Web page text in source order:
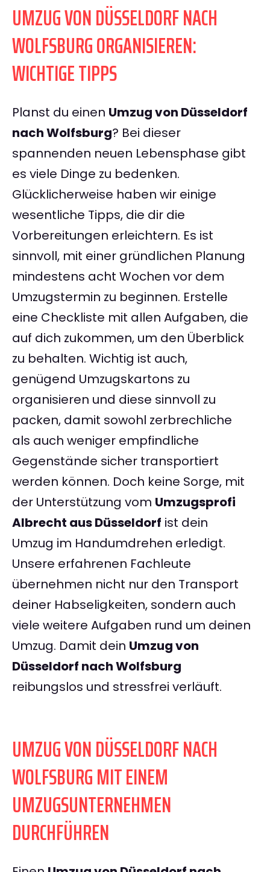
UMZUG VON DÜSSELDORF NACH
WOLFSBURG ORGANISIEREN:
WICHTIGE TIPPS
Planst du einen Umzug von Düsseldorf
nach Wolfsburg? Bei dieser
spannenden neuen Lebensphase gibt
es viele Dinge zu bedenken.
Glücklicherweise haben wir einige
wesentliche Tipps, die dir die
Vorbereitungen erleichtern. Es ist
sinnvoll, mit einer gründlichen Planung
mindestens acht Wochen vor dem
Umzugstermin zu beginnen. Erstelle
eine Checkliste mit allen Aufgaben, die
auf dich zukommen, um den Überblick
zu behalten. Wichtig ist auch,
genügend Umzugskartons zu
organisieren und diese sinnvoll zu
packen, damit sowohl zerbrechliche
als auch weniger empfindliche
Gegenstände sicher transportiert
werden können. Doch keine Sorge, mit
der Unterstützung vom Umzugsprofi
Albrecht aus Düsseldorf ist dein
Umzug im Handumdrehen erledigt.
Unsere erfahrenen Fachleute
übernehmen nicht nur den Transport
deiner Habseligkeiten, sondern auch
viele weitere Aufgaben rund um deinen
Umzug. Damit dein Umzug von
Düsseldorf nach Wolfsburg
reibungslos und stressfrei verläuft.
UMZUG VON DÜSSELDORF NACH
WOLFSBURG MIT EINEM
UMZUGSUNTERNEHMEN
DURCHFÜHREN